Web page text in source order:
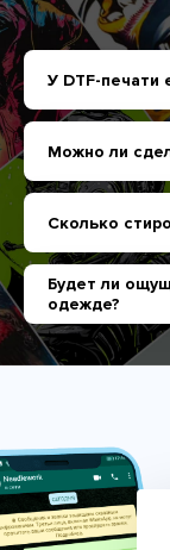
У DTF-печати
Можно ли
Сколько
Будет ли
одежде?